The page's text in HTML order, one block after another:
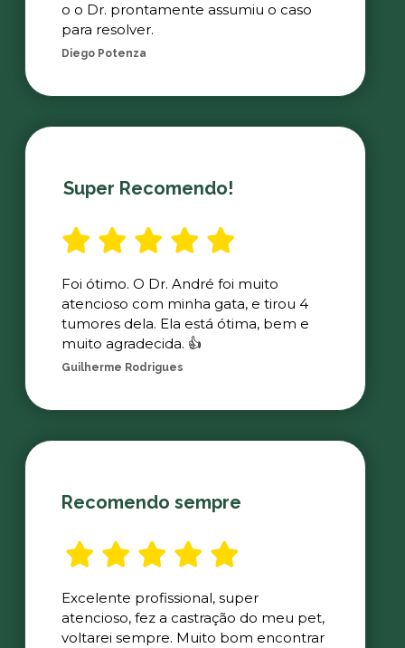
o o Dr. prontamente assumiu o caso
para resolver.
Diego Potenza
Super Recomendo!
Foi ótimo. O Dr. André foi muito
atencioso com minha gata, e tirou 4
tumores dela. Ela está ótima, bem e
muito agradecida. 👍
Guilherme Rodrigues
Recomendo sempre
Excelente profissional, super
atencioso, fez a castração do meu pet,
voltarei sempre. Muito bom encontrar